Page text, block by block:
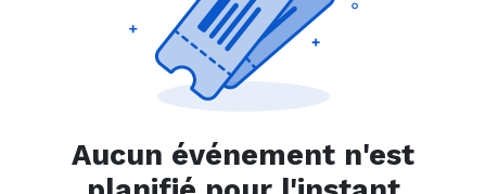
Aucun événement n'est